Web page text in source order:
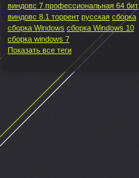
виндовс 7 профессиональная 64 бит
виндовс 8.1 торрент русская сборка
сборка Windows сборка Windows 10
сборка windows 7
Показать все теги